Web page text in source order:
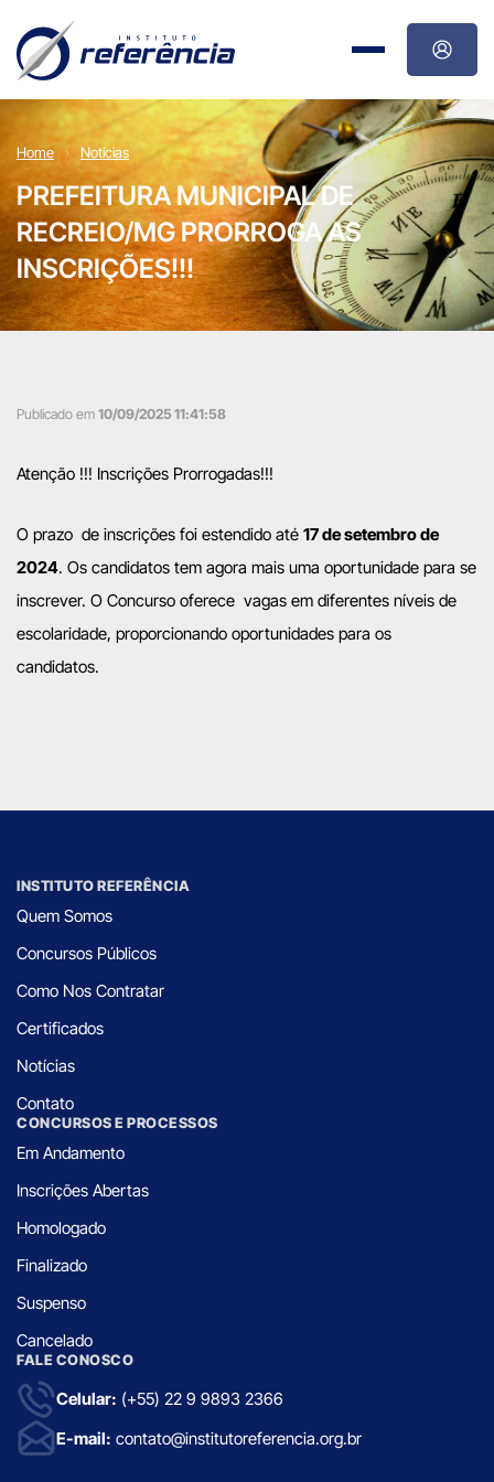
Home Notícias
PREFEITURA MUNICIPAL DE
RECREIO/MG PRORROGA AS
INSCRIÇÕES!!!
Publicado em 10/09/2025 11:41:58
Atenção !!! Inscrições Prorrogadas!!!
O prazo de inscrições foi estendido até 17de setembro de
2024. Os candidatos tem agora mais uma oportunidade para se
inscrever. O Concurso oferece vagas em diferentes níveis de
escolaridade, proporcionando oportunidades para os
candidatos.
INSTITUTO REFERÊNCIA
Quem Somos
Concursos Públicos
Como Nos Contratar
Certificados
Notícias
Contato
CONCURSOS E PROCESSOS
Em Andamento
Inscrições Abertas
Homologado
Finalizado
Suspenso
Cancelado
FALE CONOSCO
Celular: (+55) 22 9 9893 2366
E-mail: contato@institutoreferencia.org.br